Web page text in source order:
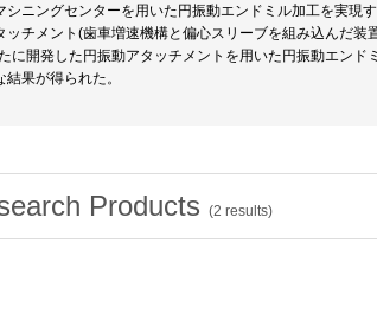
シニングセンターを用いた円振動エンドミル加工を実現
チメント(歯車増速機構と偏心スリーブを組み込んだ装
に開発した円振動アタッチメントを用いた円振動エン
果が得られた。
Products (2 results)